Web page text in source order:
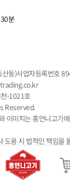
분
산동)사업자등록번호
-1021호
Reserved.
이미지는 홍언니고기
도용 시 법적인 책임을